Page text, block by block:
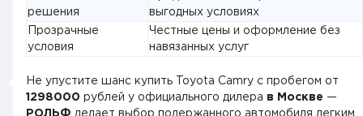
решения
выгодных условиях
Прозрачные
условия
Честные цены и оформление без
навязанных услуг
Не упустите шанс купить Toyota Camry с пробегом от
1298000 рублей у официального дилера в Москве —
РОЛЬФ делает выбор подержанного автомобиля легким